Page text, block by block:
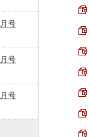
号
号
号